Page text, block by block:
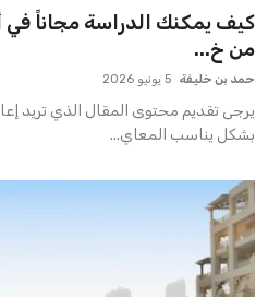
كيف يمكنك الدراسة مجاناً في
من خ...
حمد بن خليفة 5 يونيو 2026
يرجى تقديم محتوى المقال الذي تريد
بشكل يناسب المعاي...